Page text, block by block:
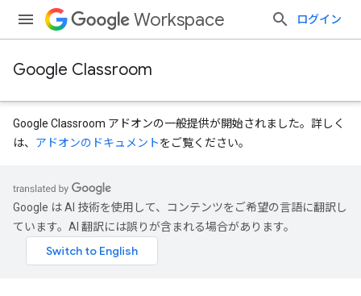
Workspace ログイン
Google Classroom
Google Classroom アドオンの一般提供が開始されました。詳しく
は、 アドオンのドキュメントをご覧ください。
Google は AI 技術を使用して、コンテンツをご希望の言語に翻訳し
ています。AI 翻訳には誤りが含まれる場合があります。